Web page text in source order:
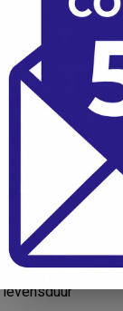
algemene
cadeau of voor